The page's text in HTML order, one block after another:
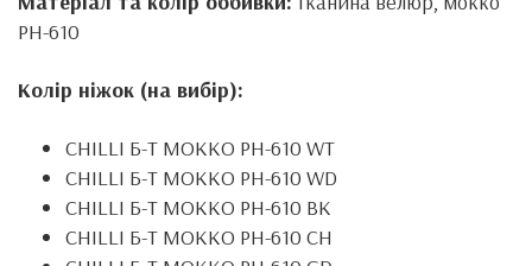
PH-610
Колір ніжок (на вибір):
CHILLI Б-Т МОККО PH-610 WT
CHILLI Б-Т МОККО PH-610 WD
CHILLI Б-Т МОККО PH-610 BK
CHILLI Б-Т МОККО PH-610 CH